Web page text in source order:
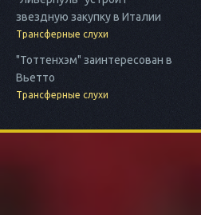
звездную закупку в Италии
Трансферные слухи
"Тоттенхэм" заинтересован в
Вьетто
Трансферные слухи